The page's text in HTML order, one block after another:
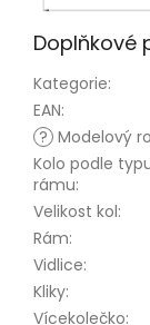
Doplňkové
Kategorie:
EAN:
? Modelový
Kolo podle
rámu:
Velikost kol:
Rám:
Vidlice:
Kliky:
Vícekolečko: